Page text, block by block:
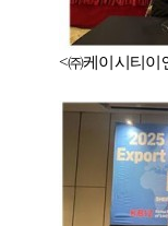
<㈜케이시티이